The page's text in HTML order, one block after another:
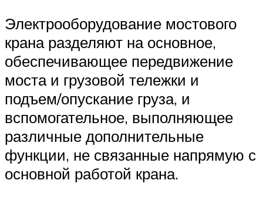
Электрооборудование мостового
крана разделяют на основное,
обеспечивающее передвижение
моста и грузовой тележки и
подъем/опускание груза, и
вспомогательное, выполняющее
различные дополнительные
функции, не связанные напрямую с
основной работой крана.